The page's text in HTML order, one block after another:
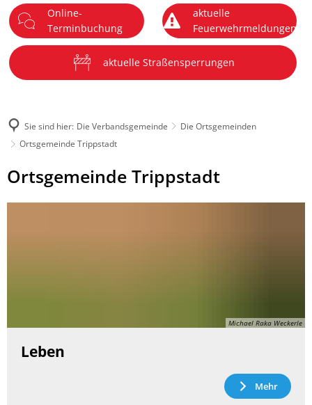
Menü
Online-
Terminbuchung
aktuelle
Feuerwehrmeldungen
aktuelle Straßensperrungen
Sie sind hier: Die Verbandsgemeinde
Die Ortsgemeinden
Ortsgemeinde Trippstadt
Ortsgemeinde
Trippstadt
Ortsgemeinde Trippstadt
Michael Raka Weckerle
Leben
Mehr